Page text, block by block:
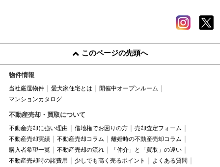
このページの先頭へ
物件情報
当社厳選物件 愛犬家住宅とは
開催中オープンルーム
マンションカタログ
不動産売却・買取について
不動産売却に強い理由 借地権でお困りの方
売却査定フォーム
不動産売却実績
不動産売却コラム
離婚時の不動産売却コラム
購入者希望一覧
不動産売却の流れ
「仲介」と「買取」の違い
不動産売却時の諸費用
少しでも高く売るポイント
よくある質問